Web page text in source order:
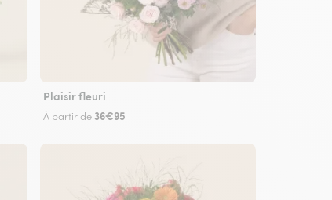
Plaisir fleuri
À partir de 36€95